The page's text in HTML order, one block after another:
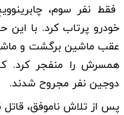
فقط نفر سوم،
خودرو پرتاب کرد. با این
عقب ماشین برگشت و
همسرش را منفجر کرد.
دوجین نفر مجروح شدند.
پس از تلاش ناموفق،